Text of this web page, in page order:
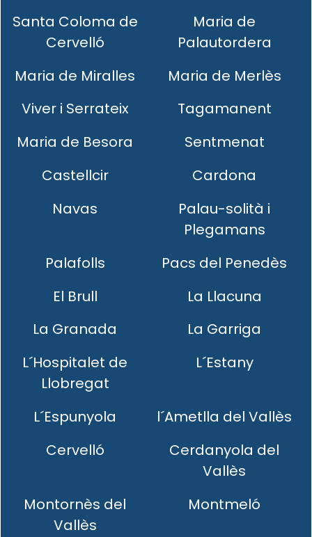
Santa Coloma de
Cervelló
Maria de
Palautordera
Maria de Miralles
Maria de Merlès
Viver i Serrateix
Tagamanent
Maria de Besora
Sentmenat
Castellcir
Cardona
Navas
Palau-solità i
Plegamans
Palafolls
Pacs del Penedès
El Brull
La Llacuna
La Granada
La Garriga
L´Hospitalet de
Llobregat
L´Estany
L´Espunyola
l´Ametlla del Vallès
Cervelló
Cerdanyola del
Vallès
Montornès del
Vallès
Montmeló